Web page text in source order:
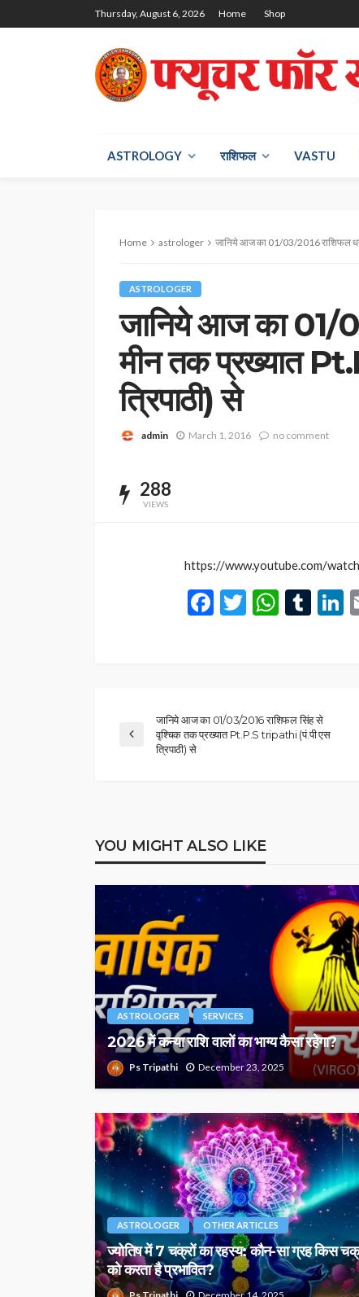
Thursday, August 6, 2026 Home Shop
ASTROLOGY राश‍िफल VASTU
Home astrologer जानिये आज का 01/03/2016 राशिफल धनु से
ASTROLOGER
जानिये आज का 01/
मीन तक प्रख्यात
त्रिपाठी) से
admin March 1, 2016 no comment
288
VIEWS
https://www.youtube.com/
Facebook
Twitter
जानिये आज का 01/03/2016 राशिफल सिंह से
वृश्चिक तक प्रख्यात Pt.P.S tripathi (पं.पी एस
त्रिपाठी) से
YOU MIGHT ALSO LIKE
ASTROLOGER SERVICES
2026 में कन्या राशि वालों का भाग्य कैसा रहेगा?
Ps Tripathi December 23, 2025
ASTROLOGER OTHER ARTICLES
ज्योतिष में 7 चक्रों का रहस्य: कौन-सा ग्रह किस
को करता है प्रभावित?